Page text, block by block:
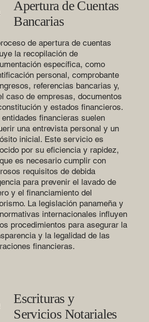
Apertura de Cuentas
Bancarias
de apertura de cuentas
la recopilación de
específica, como
personal, comprobante
referencias bancarias y,
caso de empresas, documentos
y estados financieros.
entidades financieras suelen
una entrevista personal y un
inicial. Este servicio es
por su eficiencia y rapidez,
es necesario cumplir con
requisitos de debida
para prevenir el lavado de
y el financiamiento del
La legislación panameña y
internacionales influyen
procedimientos para asegurar la
y la legalidad de las
financieras.
Escrituras y
Servicios Notariales